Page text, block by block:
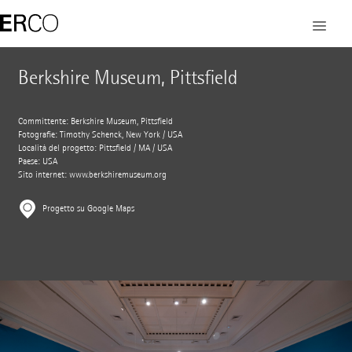
Berkshire Museum, Pittsfield
Committente: Berkshire Museum, Pittsfield
Fotografie: Timothy Schenck, New York / USA
Località del progetto: Pittsfield / MA / USA
Paese: USA
Sito internet: www.berkshiremuseum.org
Progetto su Google Maps